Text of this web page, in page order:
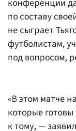
конференции
по составу
не сыграет
футболистам,
под вопросом,
«В этом матче
которые
к тому, —